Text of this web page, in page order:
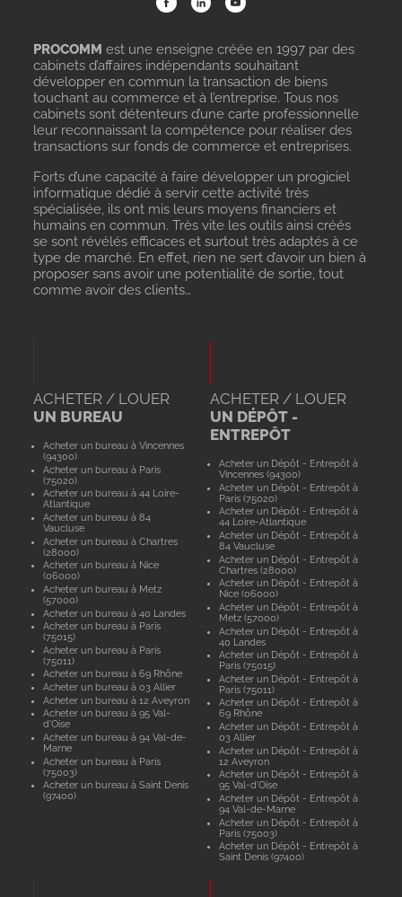
PROCOMM est une enseigne créée en 1997 par des
cabinets d’affaires indépendants souhaitant
développer en commun la transaction de biens
touchant au commerce et à l’entreprise. Tous nos
cabinets sont détenteurs d’une carte professionnelle
leur reconnaissant la compétence pour réaliser des
transactions sur fonds de commerce et entreprises.
Forts d’une capacité à faire développer un progiciel
informatique dédié à servir cette activité très
spécialisée, ils ont mis leurs moyens financiers et
humains en commun. Très vite les outils ainsi créés
se sont révélés efficaces et surtout très adaptés à ce
type de marché. En effet, rien ne sert d’avoir un bien à
proposer sans avoir une potentialité de sortie, tout
comme avoir des clients…
ACHETER / LOUER
UN BUREAU
Acheter un bureau à Vincennes
(94300)
Acheter un bureau à Paris
(75020)
Acheter un bureau à 44 Loire-
Atlantique
Acheter un bureau à 84
Vaucluse
Acheter un bureau à Chartres
(28000)
Acheter un bureau à Nice
(06000)
Acheter un bureau à Metz
(57000)
Acheter un bureau à 40 Landes
Acheter un bureau à Paris
(75015)
Acheter un bureau à Paris
(75011)
Acheter un bureau à 69 Rhône
Acheter un bureau à 03 Allier
Acheter un bureau à 12 Aveyron
Acheter un bureau à 95 Val-
d'Oise
Acheter un bureau à 94 Val-de-
Marne
Acheter un bureau à Paris
(75003)
Acheter un bureau à Saint Denis
(97400)
ACHETER / LOUER
UN DÉPÔT -
ENTREPÔT
Acheter un Dépôt - Entrepôt à
Vincennes (94300)
Acheter un Dépôt - Entrepôt à
Paris (75020)
Acheter un Dépôt - Entrepôt à
44 Loire-Atlantique
Acheter un Dépôt - Entrepôt à
84 Vaucluse
Acheter un Dépôt - Entrepôt à
Chartres (28000)
Acheter un Dépôt - Entrepôt à
Nice (06000)
Acheter un Dépôt - Entrepôt à
Metz (57000)
Acheter un Dépôt - Entrepôt à
40 Landes
Acheter un Dépôt - Entrepôt à
Paris (75015)
Acheter un Dépôt - Entrepôt à
Paris (75011)
Acheter un Dépôt - Entrepôt à
69 Rhône
Acheter un Dépôt - Entrepôt à
03 Allier
Acheter un Dépôt - Entrepôt à
12 Aveyron
Acheter un Dépôt - Entrepôt à
95 Val-d'Oise
Acheter un Dépôt - Entrepôt à
94 Val-de-Marne
Acheter un Dépôt - Entrepôt à
Paris (75003)
Acheter un Dépôt - Entrepôt à
Saint Denis (97400)